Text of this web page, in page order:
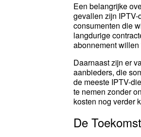
Een belangrijke
gevallen zijn
consumenten die
langdurige
abonnement
Daarnaast zijn er
aanbieders, die
de meeste IPTV-
te nemen zonder
kosten nog verder
De